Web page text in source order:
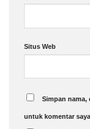
Situs Web
Simpan nama,
untuk komentar